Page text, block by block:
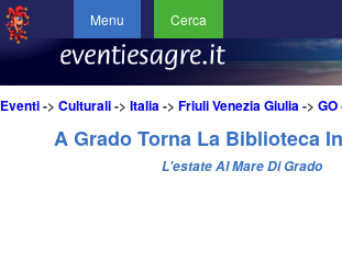
Menu Cerca
Eventi-> Culturali-> Italia-> Friuli Venezia Giulia-> GO
A Grado Torna La Biblioteca
L'estate Al Mare Di Grado